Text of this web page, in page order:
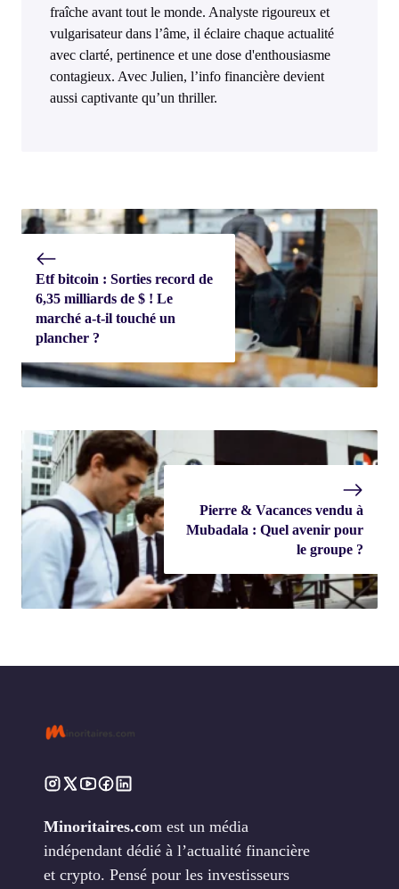
fraîche avant tout le monde. Analyste rigoureux et
vulgarisateur dans l’âme, il éclaire chaque actualité
avec clarté, pertinence et une dose d'enthousiasme
contagieux. Avec Julien, l’info financière devient
aussi captivante qu’un thriller.
Etf bitcoin : Sorties record de
6,35 milliards de $ ! Le
marché a-t-il touché un
plancher ?
Pierre & Vacances vendu à
Mubadala : Quel avenir pour
le groupe ?
Minoritaires.com est un média
indépendant dédié à l’actualité financière
et crypto. Pensé pour les investisseurs